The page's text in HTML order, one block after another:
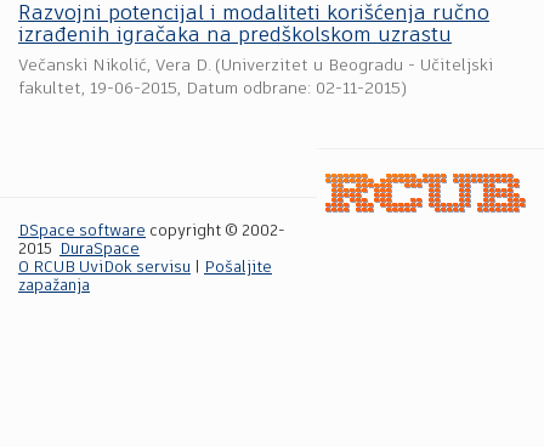
Razvojni potencijal i modaliteti korišćenja ručno
izrađenih igračaka na predškolskom uzrastu
Večanski Nikolić, Vera D. (Univerzitet u Beogradu - Učiteljski
fakultet, 19-06-2015, Datum odbrane: 02-11-2015)
DSpace software copyright © 2002-
2015
DuraSpace
O RCUB UviDok servisu
Pošaljite
zapažanja